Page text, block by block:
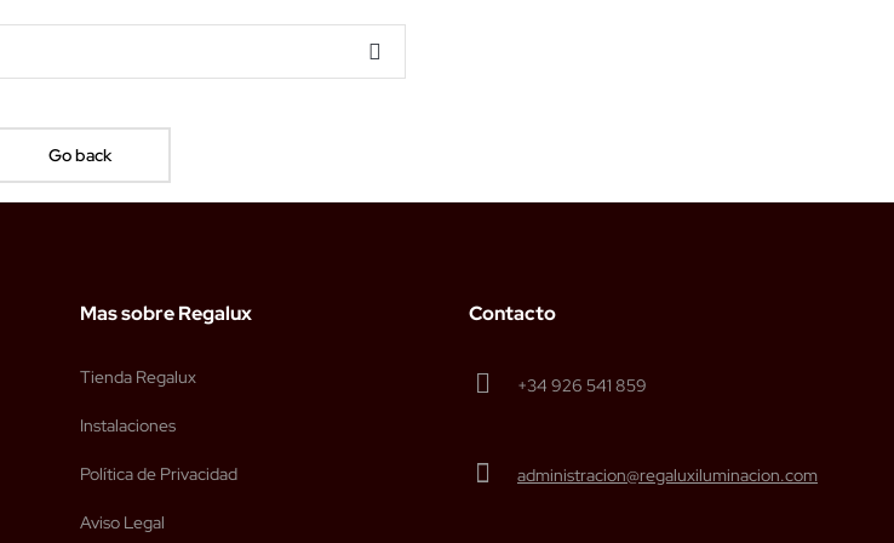
Go back
Mas sobre Regalux
Tienda Regalux
Instalaciones
Política de Privacidad
Aviso Legal
Contacto
+34 926 541 859
administracion@regaluxiluminacion.com